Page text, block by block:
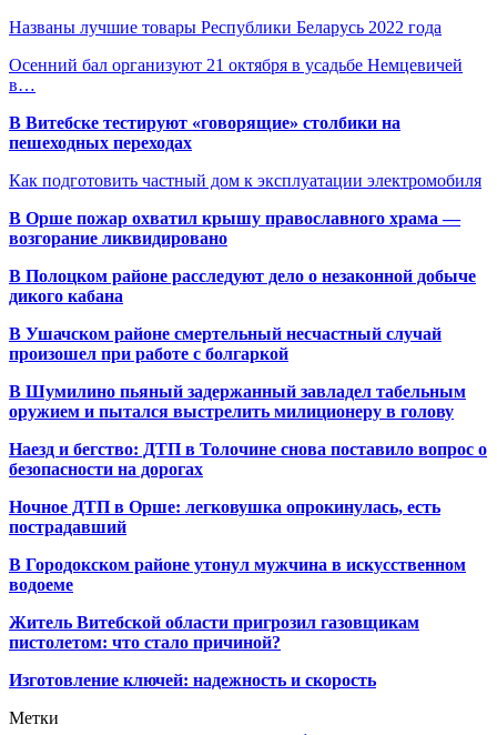
Названы лучшие товары Республики Беларусь 2022 года
Осенний бал организуют 21 октября в усадьбе Немцевичей
в…
В Витебске тестируют «говорящие» столбики на
пешеходных переходах
Как подготовить частный дом к эксплуатации электромобиля
В Орше пожар охватил крышу православного храма —
возгорание ликвидировано
В Полоцком районе расследуют дело о незаконной добыче
дикого кабана
В Ушачском районе смертельный несчастный случай
произошел при работе с болгаркой
В Шумилино пьяный задержанный завладел табельным
оружием и пытался выстрелить милиционеру в голову
Наезд и бегство: ДТП в Толочине снова поставило вопрос о
безопасности на дорогах
Ночное ДТП в Орше: легковушка опрокинулась, есть
пострадавший
В Городокском районе утонул мужчина в искусственном
водоеме
Житель Витебской области пригрозил газовщикам
пистолетом: что стало причиной?
Изготовление ключей: надежность и скорость
Метки